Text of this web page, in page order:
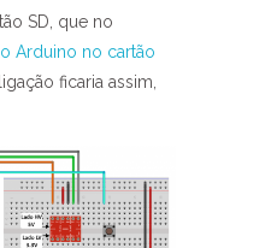
SD, que no
Arduino no cartão
ficaria assim,